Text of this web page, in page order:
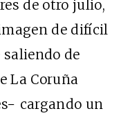
de otro julio,
de difícil
de
La Coruña
cargando un